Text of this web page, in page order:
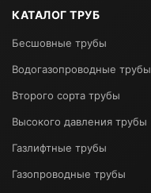
КАТАЛОГ ТРУБ
Бесшовные трубы
Водогазопроводные трубы
Второго сорта трубы
Высокого давления трубы
Газлифтные трубы
Газопроводные трубы